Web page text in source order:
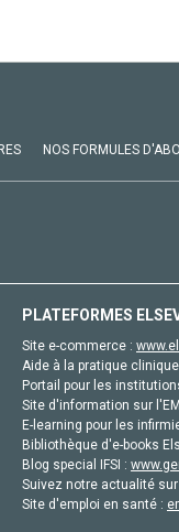
NOS FORMULES
PLATEFORMES
Site e-commerce :
Aide à la pratique
Portail pour les
Site d'information sur
E-learning pour les
Bibliothèque d'e-books
Blog special IFSI :
Suivez notre actualité
Site d'emploi en santé :